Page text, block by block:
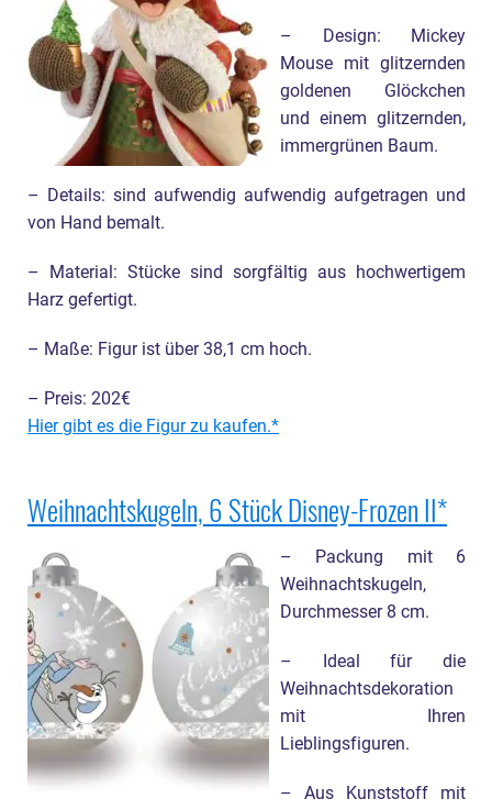
– Design: Mickey
Mouse mit glitzernden
goldenen Glöckchen
und einem glitzernden,
immergrünen Baum.
– Details: sind aufwendig aufwendig aufgetragen und
von Hand bemalt.
– Material: Stücke sind sorgfältig aus hochwertigem
Harz gefertigt.
– Maße: Figur ist über 38,1 cm hoch.
– Preis: 202€
Hier gibt es die Figur zu kaufen.
Weihnachtskugeln, 6 Stück Disney-Frozen II
– Packung mit 6
Weihnachtskugeln,
Durchmesser 8 cm.
– Ideal für die
Weihnachtsdekoration
mit Ihren
Lieblingsfiguren.
– Aus Kunststoff mit